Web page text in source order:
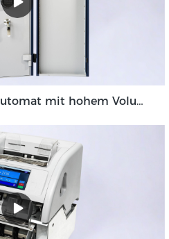
Bargeldeinzahlungsautomat mit hohem Volumen, Banknotenprüfer für Backoffice-Umgebungen GDM-300